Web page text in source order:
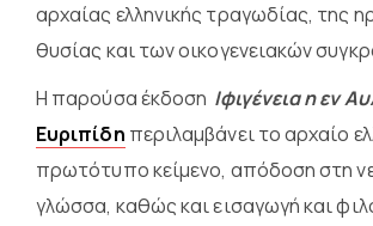
αρχαίας ελληνικής τραγωδίας, της
θυσίας και των οικογενειακών
Η παρούσα έκδοση Ιφιγένεια η εν
Ευριπίδη περιλαμβάνει το αρχαίο
πρωτότυπο κείμενο, απόδοση στη
γλώσσα, καθώς και εισαγωγή και